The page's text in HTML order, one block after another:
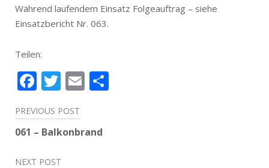
Während laufendem Einsatz Folgeauftrag – siehe
Einsatzbericht Nr. 063.
Teilen:
Facebook
Twitter
Email
Beitragsnavigation
PREVIOUS POST
061 – Balkonbrand
NEXT POST